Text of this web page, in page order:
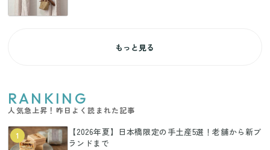
もっと見る
RANKING
人気急上昇！昨日よく読まれた記事
1
【2026年夏】日本橋限定の手土産5選！老舗から新ブ
ランドまで